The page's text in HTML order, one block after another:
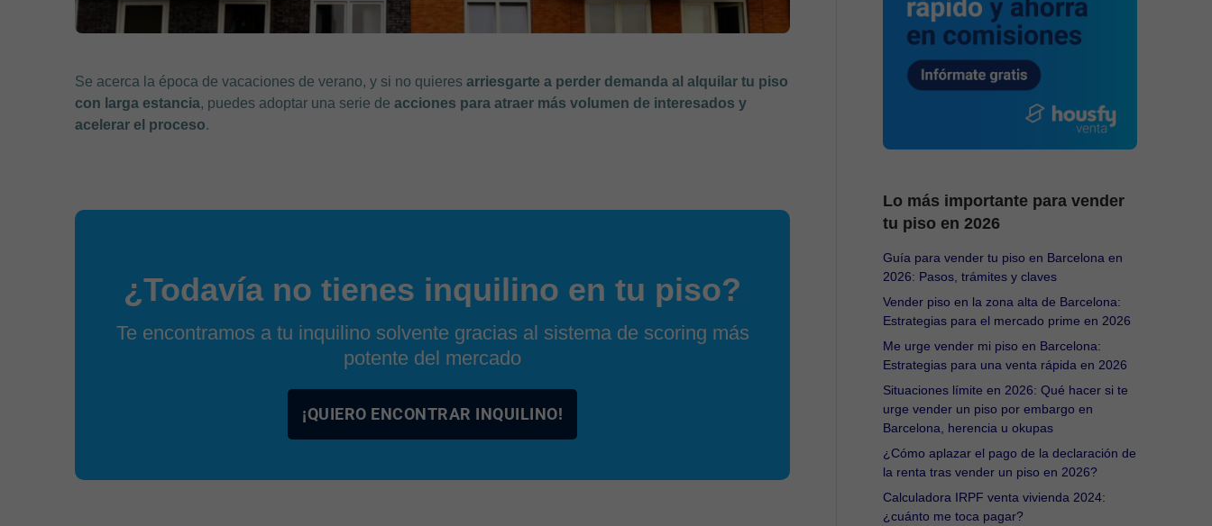
Se acerca la época de vacaciones de verano, y si no quieresarriesgarte a perder demanda al alquilar tu piso
con larga estancia, puedes adoptar una serie deacciones para atraer más volumen de interesados y
acelerar el proceso.
¿Todavía no tienes inquilino en tu piso?
Te encontramos a tu inquilino solvente gracias al sistema de scoring más
potente del mercado
¡QUIERO ENCONTRAR INQUILINO!
Lo más importante para vender
tu piso en 2026
Guía para vender tu piso en Barcelona en
2026: Pasos, trámites y claves
Vender piso en la zona alta de Barcelona:
Estrategias para el mercado prime en 2026
Me urge vender mi piso en Barcelona:
Estrategias para una venta rápida en 2026
Situaciones límite en 2026: Qué hacer si te
urge vender un piso por embargo en
Barcelona, herencia u okupas
¿Cómo aplazar el pago de la declaración de
la renta tras vender un piso en 2026?
Calculadora IRPF venta vivienda 2024:
¿cuánto me toca pagar?